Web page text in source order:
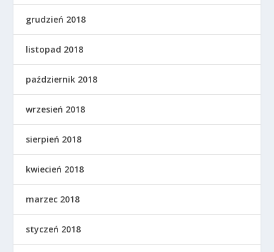
grudzień 2018
listopad 2018
październik 2018
wrzesień 2018
sierpień 2018
kwiecień 2018
marzec 2018
styczeń 2018